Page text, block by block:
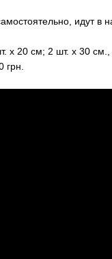
идут в
х 20 см; 2 шт. х 30
грн.